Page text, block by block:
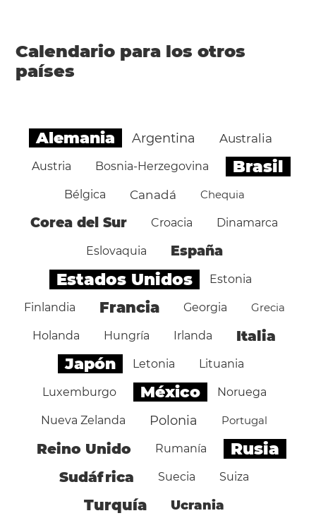
Calendario para los otros
países
Alemania Argentina Australia
Austria Bosnia-Herzegovina Brasil
Bélgica Canadá Chequia
Corea del Sur Croacia Dinamarca
Eslovaquia España
Estados Unidos Estonia
Finlandia Francia Georgia Grecia
Holanda Hungría Irlanda Italia
Japón Letonia Lituania
Luxemburgo México Noruega
Nueva Zelanda Polonia Portugal
Reino Unido Rumanía Rusia
Sudáfrica Suecia Suiza
Turquía Ucrania